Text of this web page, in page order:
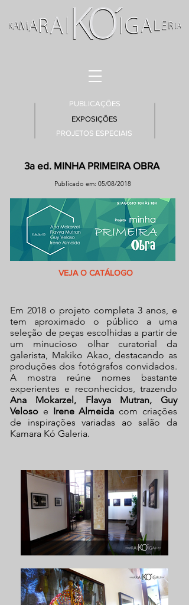
PUBLICAÇÕES
EXPOSIÇÕES
PROJETOS ESPECIAIS
3a ed. MINHA PRIMEIRA OBRA
VEJA O CATÁLOGO
Publicado em: 05/08/2018
Em 2018 o projeto completa 3 anos, e
tem aproximado o público a uma
seleção de peças escolhidas a partir de
um minucioso olhar curatorial da
galerista, Makiko Akao, destacando as
produções dos fotógrafos convidados.
A mostra reúne nomes bastante
experientes e reconhecidos, trazendo
Ana Mokarzel, Flavya Mutran, Guy
Veloso e Irene Almeida com criações
de inspirações variadas ao salão da
Kamara Kó Galeria.